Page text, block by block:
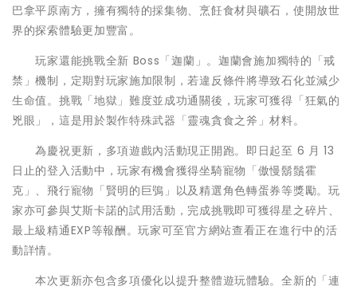
巴拿平原南方，擁有獨特的採集物、烹飪食材與礦石，使開放世
界的探索體驗更加豐富。
玩家還能挑戰全新 Boss「迦蘭」。迦蘭會施加獨特的「戒
禁」機制，定期對玩家施加限制，若違反條件將導致石化並減少
生命值。挑戰「地獄」難度並成功通關後，玩家可獲得「狂氣的
兇眼」，這是用於製作特殊武器「靈魂貪食之斧」材料。
為慶祝更新，多項遊戲內活動現正開跑。即日起至 6 月 13
日止的登入活動中，玩家有機會獲得坐騎寵物「傲慢鬍鬚霍
克」、飛行寵物「賢明的巨鴞」以及精選角色轉蛋券等獎勵。玩
家亦可參與艾斯卡諾的試用活動，完成挑戰即可獲得星之碎片、
最上級精通EXP等報酬。玩家可至官方網站查看正在進行中的活
動詳情。
本次更新亦包含多項優化以提升整體遊玩體驗。全新的「連